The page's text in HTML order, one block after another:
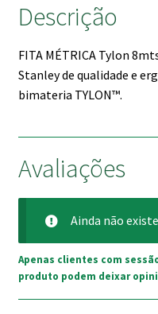
Descrição
FITA MÉTRICA Tylon
Stanley de qualidade e
bimateria TYLON™.
Avaliações
Ainda não
Apenas clientes com
produto podem deixar